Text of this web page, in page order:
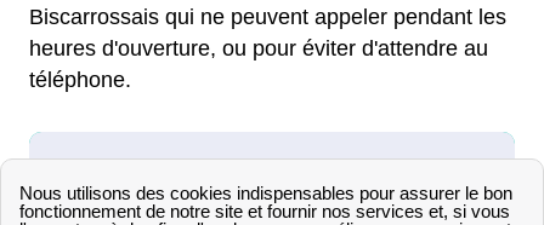
Biscarrossais qui ne peuvent appeler pendant les
heures d'ouverture, ou pour éviter d'attendre au
téléphone.